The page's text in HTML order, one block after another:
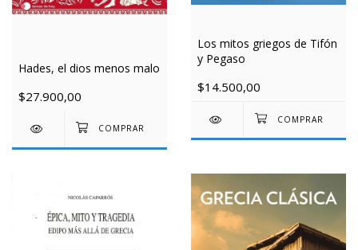
Hades, el dios menos malo
$27.900,00
Los mitos griegos de Tifón
y Pegaso
$14.500,00